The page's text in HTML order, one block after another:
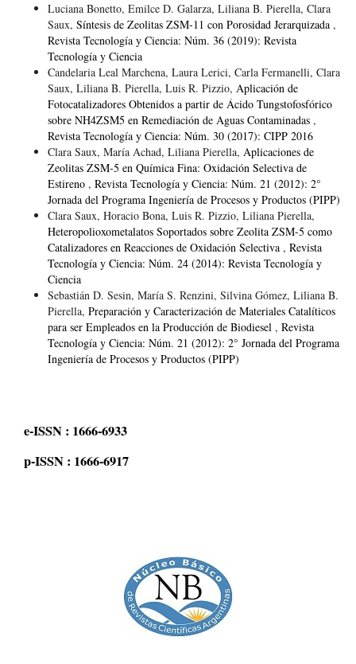
Luciana Bonetto, Emilce D. Galarza, Liliana B. Pierella, Clara
Saux, Síntesis de Zeolitas ZSM-11 con Porosidad Jerarquizada ,
Revista Tecnología y Ciencia: Núm. 36 (2019): Revista
Tecnología y Ciencia
Candelaria Leal Marchena, Laura Lerici, Carla Fermanelli, Clara
Saux, Liliana B. Pierella, Luis R. Pizzio, Aplicación de
Fotocatalizadores Obtenidos a partir de Ácido Tungstofosfórico
sobre NH4ZSM5 en Remediación de Aguas Contaminadas ,
Revista Tecnología y Ciencia: Núm. 30 (2017): CIPP 2016
Clara Saux, María Achad, Liliana Pierella, Aplicaciones de
Zeolitas ZSM-5 en Química Fina: Oxidación Selectiva de
Estireno , Revista Tecnología y Ciencia: Núm. 21 (2012): 2°
Jornada del Programa Ingeniería de Procesos y Productos (PIPP)
Clara Saux, Horacio Bona, Luis R. Pizzio, Liliana Pierella,
Heteropolioxometalatos Soportados sobre Zeolita ZSM-5 como
Catalizadores en Reacciones de Oxidación Selectiva , Revista
Tecnología y Ciencia: Núm. 24 (2014): Revista Tecnología y
Ciencia
Sebastián D. Sesin, María S. Renzini, Silvina Gómez, Liliana B.
Pierella, Preparación y Caracterización de Materiales Catalíticos
para ser Empleados en la Producción de Biodiesel , Revista
Tecnología y Ciencia: Núm. 21 (2012): 2° Jornada del Programa
Ingeniería de Procesos y Productos (PIPP)
e-ISSN : 1666-6933
p-ISSN : 1666-6917